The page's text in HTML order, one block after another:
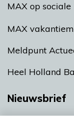
MAX op
MAX
Meldpunt
Heel Holland
Nieuwsbrief